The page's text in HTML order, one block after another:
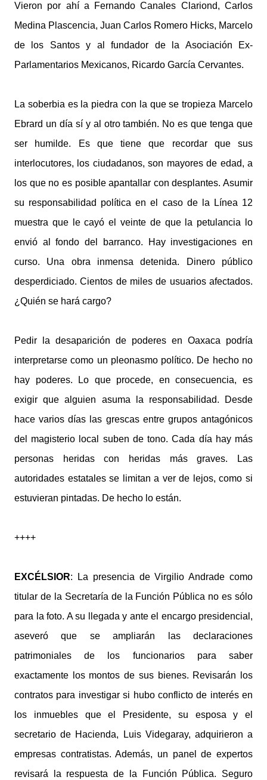
Vieron por ahí a Fernando Canales Clariond, Carlos
Medina Plascencia, Juan Carlos Romero Hicks, Marcelo
de los Santos y al fundador de la Asociación Ex-
Parlamentarios Mexicanos, Ricardo García Cervantes.
La soberbia es la piedra con la que se tropieza Marcelo
Ebrard un día sí y al otro también. No es que tenga que
ser humilde. Es que tiene que recordar que sus
interlocutores, los ciudadanos, son mayores de edad, a
los que no es posible apantallar con desplantes. Asumir
su responsabilidad política en el caso de la Línea 12
muestra que le cayó el veinte de que la petulancia lo
envió al fondo del barranco. Hay investigaciones en
curso. Una obra inmensa detenida. Dinero público
desperdiciado. Cientos de miles de usuarios afectados.
¿Quién se hará cargo?
Pedir la desaparición de poderes en Oaxaca podría
interpretarse como un pleonasmo político. De hecho no
hay poderes. Lo que procede, en consecuencia, es
exigir que alguien asuma la responsabilidad. Desde
hace varios días las grescas entre grupos antagónicos
del magisterio local suben de tono. Cada día hay más
personas heridas con heridas más graves. Las
autoridades estatales se limitan a ver de lejos, como si
estuvieran pintadas. De hecho lo están.
++++
EXCÉLSIOR: La presencia de Virgilio Andrade como
titular de la Secretaría de la Función Pública no es sólo
para la foto. A su llegada y ante el encargo presidencial,
aseveró que se ampliarán las declaraciones
patrimoniales de los funcionarios para saber
exactamente los montos de sus bienes. Revisarán los
contratos para investigar si hubo conflicto de interés en
los inmuebles que el Presidente, su esposa y el
secretario de Hacienda, Luis Videgaray, adquirieron a
empresas contratistas. Además, un panel de expertos
revisará la respuesta de la Función Pública. Seguro